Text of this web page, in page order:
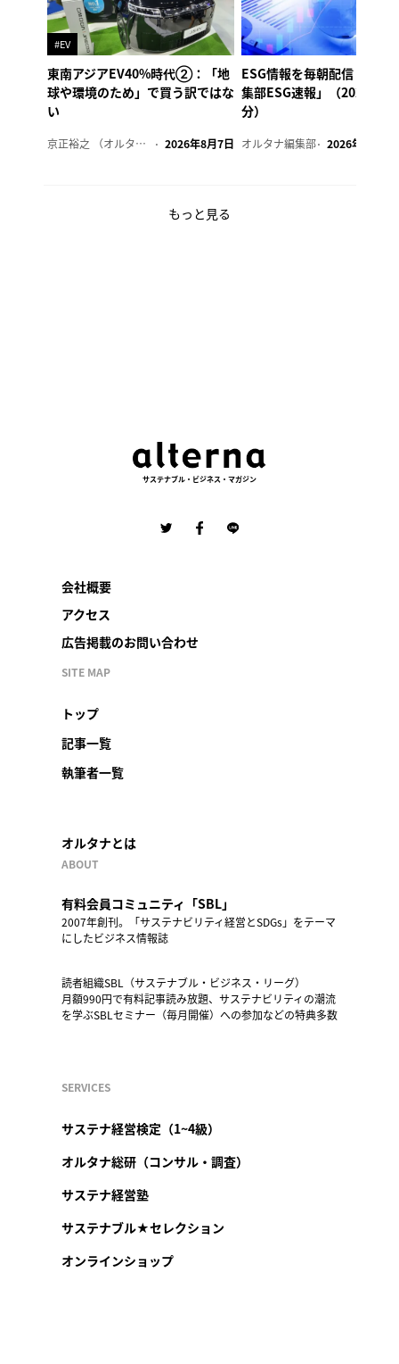
#EV
東南アジアEV40%時代②：「地
球や環境のため」で買う訳ではな
い
京正裕之 （オルタナ副編集長） 2026年8月7日
ESG情報を毎朝配信「オル
集部ESG速報」（2026年8
分）
オルタナ編集部 2026年8月7日
もっと見る
サステナブル・ビジネス・マガジン
会社概要
アクセス
広告掲載のお問い合わせ
SITE MAP
トップ
記事一覧
執筆者一覧
オルタナとは
ABOUT
有料会員コミュニティ「SBL」
2007年創刊。「サステナビリティ経営とSDGs」をテーマ
にしたビジネス情報誌
読者組織SBL（サステナブル・ビジネス・リーグ）
月額990円で有料記事読み放題、サステナビリティの潮流
を学ぶSBLセミナー（毎月開催）への参加などの特典多数
SERVICES
サステナ経営検定（1~4級）
オルタナ総研（コンサル・調査）
サステナ経営塾
サステナブル★セレクション
オンラインショップ